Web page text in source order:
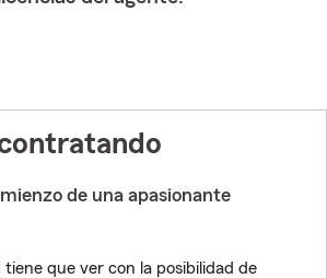
de una apasionante
que ver con la posibilidad de